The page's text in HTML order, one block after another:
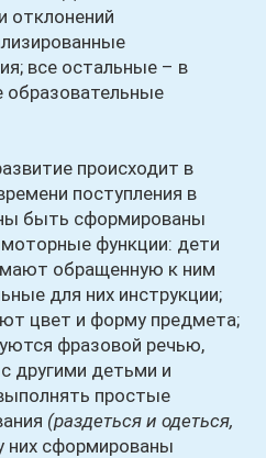
все остальные – в
происходит в
поступления в
быть сформированы
функции: дети
обращенную к ним
для них инструкции;
цвет и форму предмета;
фразовой речью,
другими детьми и
простые
(раздеться и одеться,
них сформированы